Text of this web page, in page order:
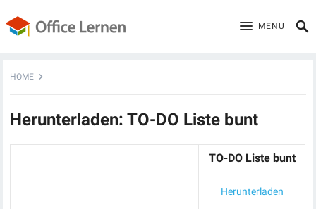
MENU
HOME
Herunterladen: TO-DO Liste bunt
TO-DO Liste bunt
Herunterladen